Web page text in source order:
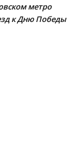
метро
к Дню Победы